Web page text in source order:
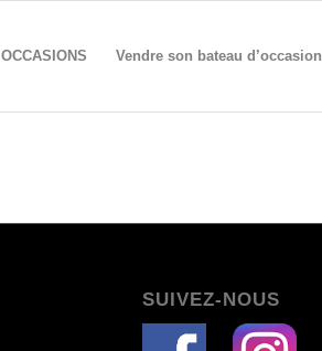
OCCASIONS Vendre son bateau d’occasion
SUIVEZ-NOUS